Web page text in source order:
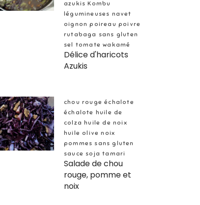
azukis Kombu
légumineuses navet
oignon poireau poivre
rutabaga sans gluten
sel tomate wakamé
Délice d'haricots
Azukis
chou rouge échalote
échalote huile de
colza huile de noix
huile olive noix
pommes sans gluten
sauce soja tamari
Salade de chou
rouge, pomme et
noix